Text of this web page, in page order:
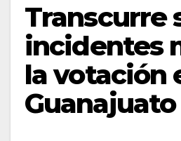
Transcurre
incidentes
la votación
Guanajuato